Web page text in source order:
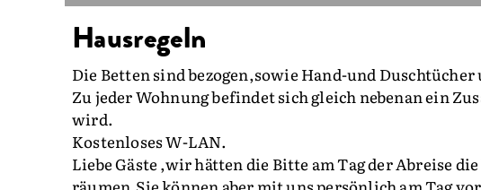
Hausregeln
Die Betten sind bezogen,sowie Hand-und
Zu jeder Wohnung befindet sich gleich nebenan ein
wird.
Kostenloses W-LAN.
Liebe Gäste ,wir hätten die Bitte am Tag der Abreise
räumen.Sie können aber mit uns persönlich am Tag